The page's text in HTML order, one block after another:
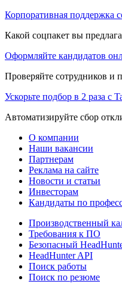
Корпоративная поддержка
Какой соцпакет вы
Оформляйте кандидатов
Проверяйте сотрудников и
Ускорьте подбор в 2 раза с
Автоматизируйте сбор
О компании
Наши вакансии
Партнерам
Реклама на сайте
Новости и статьи
Инвесторам
Кандидаты по
Производственный
Требования к ПО
Безопасный
HeadHunter API
Поиск работы
Поиск по резюме